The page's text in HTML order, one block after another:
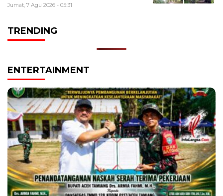
Jumat, 7 Agu 2026 - 05:31
TRENDING
ENTERTAINMENT